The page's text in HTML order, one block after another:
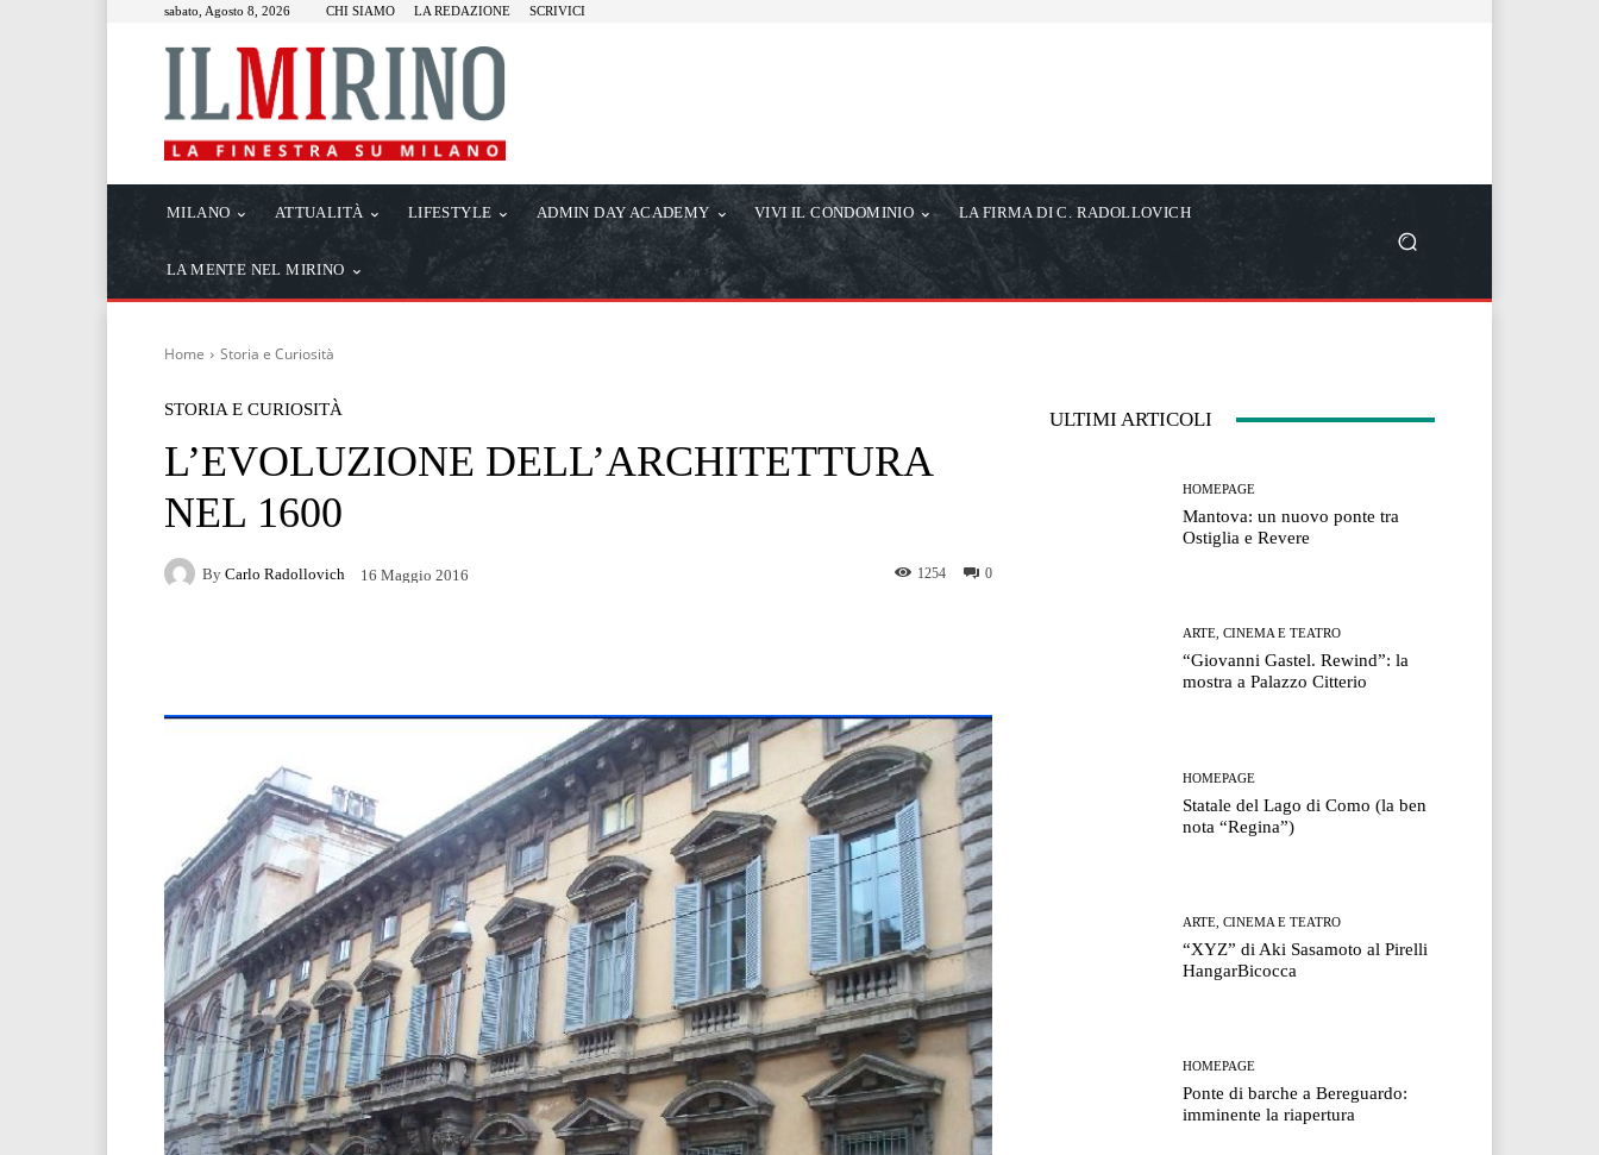
sabato, Agosto 8, 2026 CHI SIAMO LA REDAZIONE SCRIVICI
MILANO ATTUALITÀ LIFESTYLE ADMIN DAY ACADEMY VIVI IL CONDOMINIO LA FIRMA DI C. RADOLLOVICH
LA MENTE NEL MIRINO
Home Storia e Curiosità
STORIA E CURIOSITÀ
L’EVOLUZIONE DELL’ARCHITETTURA
NEL 1600
By Carlo Radollovich 16 Maggio 2016 0
1254
ULTIMI ARTICOLI
HOMEPAGE
Mantova: un nuovo ponte tra
Ostiglia e Revere
ARTE, CINEMA E TEATRO
“Giovanni Gastel. Rewind”: la
mostra a Palazzo Citterio
HOMEPAGE
Statale del Lago di Como (la ben
nota “Regina”)
ARTE, CINEMA E TEATRO
“XYZ” di Aki Sasamoto al Pirelli
HangarBicocca
HOMEPAGE
Ponte di barche a Bereguardo:
imminente la riapertura